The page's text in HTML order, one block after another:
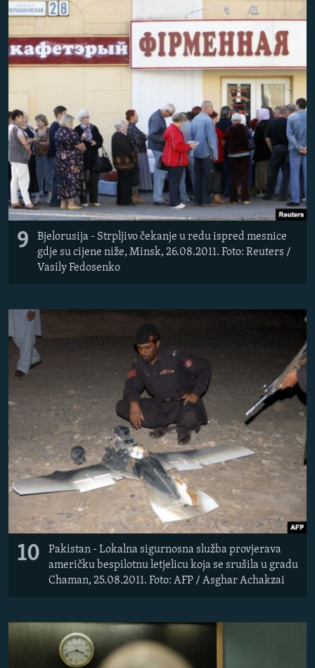
9
Bjelorusija - Strpljivo čekanje u redu ispred mesnice
gdje su cijene niže, Minsk, 26.08.2011. Foto: Reuters /
Vasily Fedosenko
10
Pakistan - Lokalna sigurnosna služba provjerava
američku bespilotnu letjelicu koja se srušila u gradu
Chaman, 25.08.2011. Foto: AFP / Asghar Achakzai